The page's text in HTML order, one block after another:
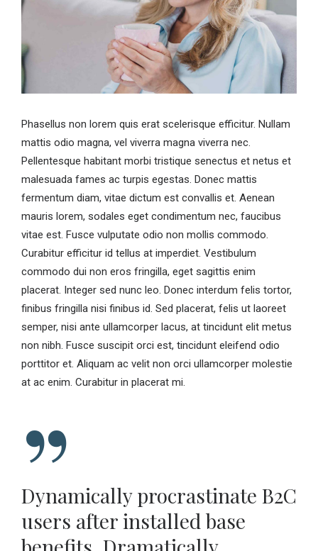
Phasellus non lorem quis erat scelerisque efficitur. Nullam
mattis odio magna, vel viverra magna viverra nec.
Pellentesque habitant morbi tristique senectus et netus et
malesuada fames ac turpis egestas. Donec mattis
fermentum diam, vitae dictum est convallis et. Aenean
mauris lorem, sodales eget condimentum nec, faucibus
vitae est. Fusce vulputate odio non mollis commodo.
Curabitur efficitur id tellus at imperdiet. Vestibulum
commodo dui non eros fringilla, eget sagittis enim
placerat. Integer sed nunc leo. Donec interdum felis tortor,
finibus fringilla nisi finibus id. Sed placerat, felis ut laoreet
semper, nisi ante ullamcorper lacus, at tincidunt elit metus
non nibh. Fusce suscipit orci est, tincidunt eleifend odio
porttitor et. Aliquam ac velit non orci ullamcorper molestie
at ac enim. Curabitur in placerat mi.
Dynamically procrastinate B2C
users after installed base